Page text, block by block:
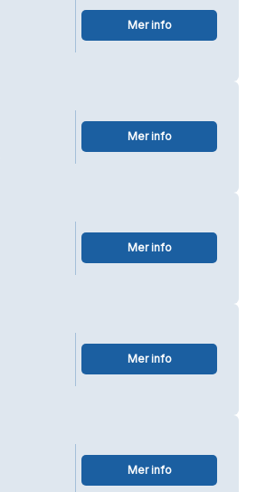
Mer info
Mer info
Mer info
Mer info
Mer info